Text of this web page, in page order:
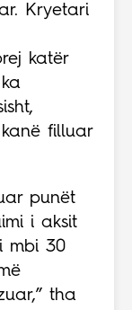
Kryetari
katër
filluar
punët
i aksit
mbi 30
tha